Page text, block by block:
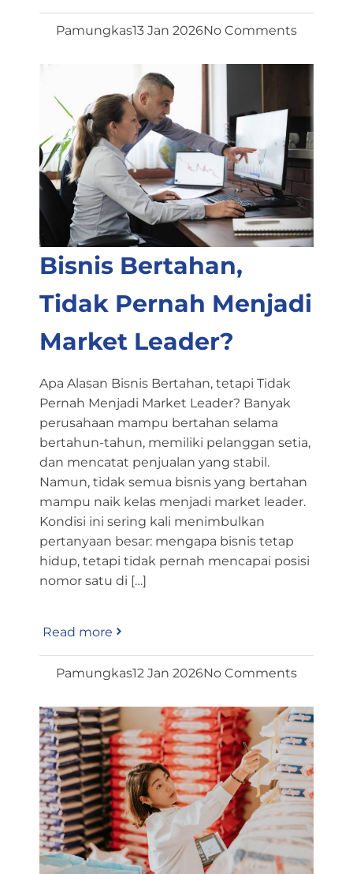
Pamungkas13 Jan 2026No Comments
Bisnis Bertahan,
Tidak Pernah Menjadi
Market Leader?
Apa Alasan Bisnis Bertahan, tetapi Tidak
Pernah Menjadi Market Leader? Banyak
perusahaan mampu bertahan selama
bertahun-tahun, memiliki pelanggan setia,
dan mencatat penjualan yang stabil.
Namun, tidak semua bisnis yang bertahan
mampu naik kelas menjadi market leader.
Kondisi ini sering kali menimbulkan
pertanyaan besar: mengapa bisnis tetap
hidup, tetapi tidak pernah mencapai posisi
nomor satu di […]
Read more
Pamungkas12 Jan 2026No Comments